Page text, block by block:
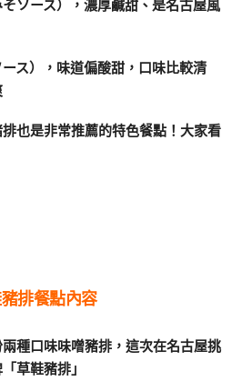
ソース），濃厚鹹甜、是名古屋風
ス），味道偏酸甜，口味比較清
也是非常推薦的特色餐點！大家看
排餐點內容
種口味味噌豬排，這次在名古屋挑
草鞋豬排」